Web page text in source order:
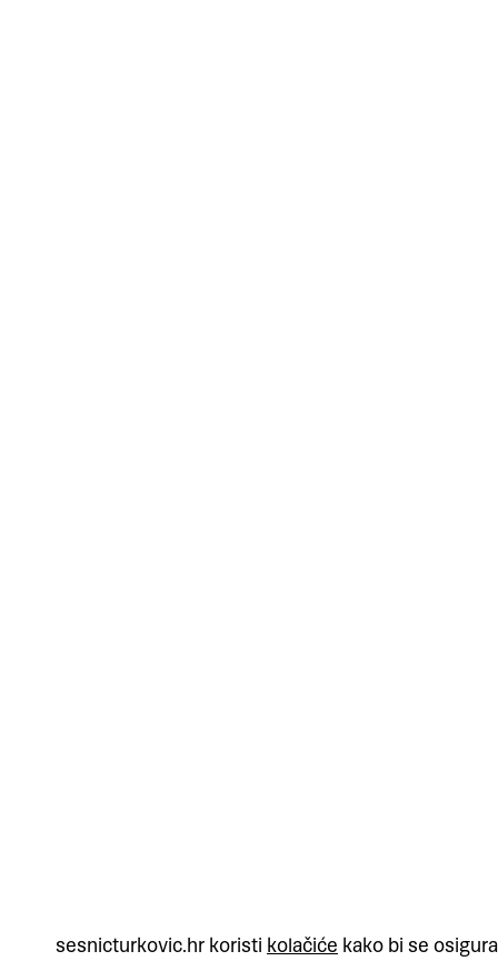
sesnicturkovic.hr koristi kolačiće kako bi se